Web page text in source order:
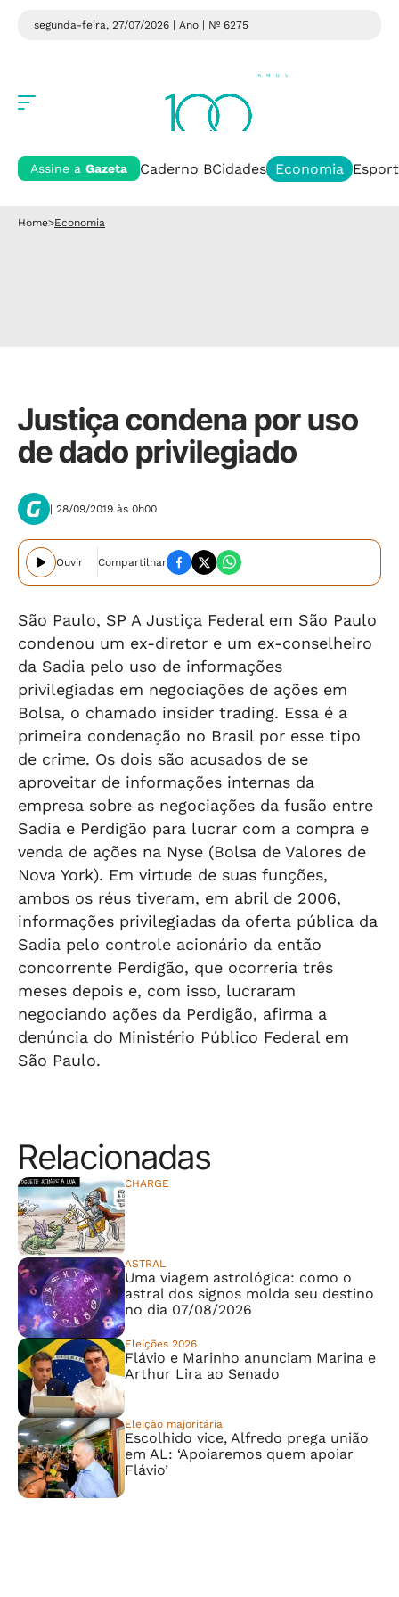
segunda-feira, 27/07/2026 | Ano | Nº 6275
Assine a Gazeta Caderno BCidades Economia
Home>Economia
Justiça condena por uso
de dado privilegiado
| 28/09/2019 às 0h00
Ouvir Compartilhar
São Paulo, SP A Justiça Federal em São Paulo
condenou um ex-diretor e um ex-conselheiro
da Sadia pelo uso de informações
privilegiadas em negociações de ações em
Bolsa, o chamado insider trading. Essa é a
primeira condenação no Brasil por esse tipo
de crime. Os dois são acusados de se
aproveitar de informações internas da
empresa sobre as negociações da fusão entre
Sadia e Perdigão para lucrar com a compra e
venda de ações na Nyse (Bolsa de Valores de
Nova York). Em virtude de suas funções,
ambos os réus tiveram, em abril de 2006,
informações privilegiadas da oferta pública da
Sadia pelo controle acionário da então
concorrente Perdigão, que ocorreria três
meses depois e, com isso, lucraram
negociando ações da Perdigão, afirma a
denúncia do Ministério Público Federal em
São Paulo.
Relacionadas
CHARGE
ASTRAL
Uma viagem astrológica: como o
astral dos signos molda seu destino
no dia 07/08/2026
Eleições 2026
Flávio e Marinho anunciam Marina e
Arthur Lira ao Senado
Eleição majoritária
Escolhido vice, Alfredo prega união
em AL: ‘Apoiaremos quem apoiar
Flávio’